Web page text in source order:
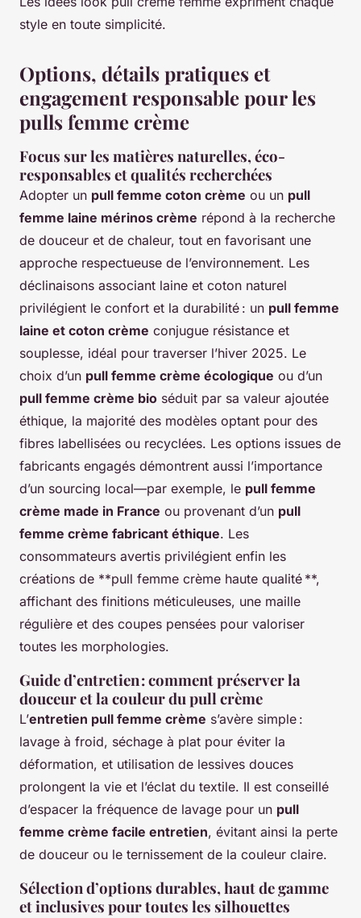
style en toute simplicité.
Options, détails pratiques et
engagement responsable pour les
pulls femme crème
Focus sur les matières naturelles, éco-
responsables et qualités recherchées
Adopter un pull femme coton crème ou un pull
femme laine mérinos crème répond à la recherche
de douceur et de chaleur, tout en favorisant une
approche respectueuse de l’environnement. Les
déclinaisons associant laine et coton naturel
privilégient le confort et la durabilité : un pull femme
laine et coton crème conjugue résistance et
souplesse, idéal pour traverser l’hiver 2025. Le
choix d’un pull femme crème écologique ou d’un
pull femme crème bio séduit par sa valeur ajoutée
éthique, la majorité des modèles optant pour des
fibres labellisées ou recyclées. Les options issues de
fabricants engagés démontrent aussi l’importance
d’un sourcing local—par exemple, le pull femme
crème made in France ou provenant d’un pull
femme crème fabricant éthique. Les
consommateurs avertis privilégient enfin les
créations de **pull femme crème haute qualité **,
affichant des finitions méticuleuses, une maille
régulière et des coupes pensées pour valoriser
toutes les morphologies.
Guide d’entretien : comment préserver la
douceur et la couleur du pull crème
L’entretien pull femme crème s’avère simple :
lavage à froid, séchage à plat pour éviter la
déformation, et utilisation de lessives douces
prolongent la vie et l’éclat du textile. Il est conseillé
d’espacer la fréquence de lavage pour un pull
femme crème facile entretien, évitant ainsi la perte
de douceur ou le ternissement de la couleur claire.
Sélection d’options durables, haut de gamme
et inclusives pour toutes les silhouettes